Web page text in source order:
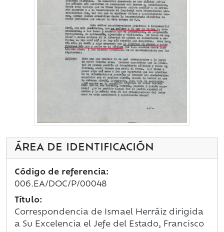
ÁREA DE IDENTIFICACIÓN
Código de referencia:
006.EA/DOC/P/00048
Título:
Correspondencia de Ismael Herráiz dirigida
a Su Excelencia el Jefe del Estado, Francisco